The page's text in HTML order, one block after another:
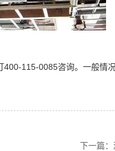
115-0085咨询。一般情
下一篇